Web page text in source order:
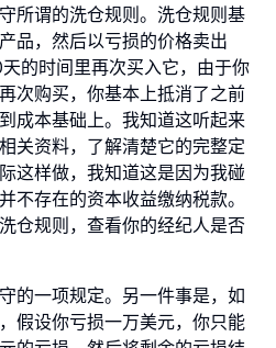
所谓的洗仓规则。洗仓规则基
品，然后以亏损的价格卖出
的时间里再次买入它，由于你
次购买，你基本上抵消了之前
成本基础上。我知道这听起来
关资料，了解清楚它的完整定
这样做，我知道这是因为我碰
不存在的资本收益缴纳税款。
仓规则，查看你的经纪人是否
的一项规定。另一件事是，如
假设你亏损一万美元，你只能